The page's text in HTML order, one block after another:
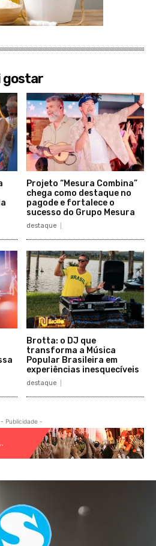
gostar
Projeto “Mesura Combina”
chega como destaque no
pagode e fortalece o
sucesso do Grupo Mesura
destaque
Brotta: o DJ que
transforma a Música
Popular Brasileira em
experiências inesquecíveis
destaque
- Publicidade -